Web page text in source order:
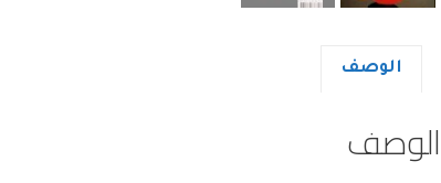
الوصف
الوصف